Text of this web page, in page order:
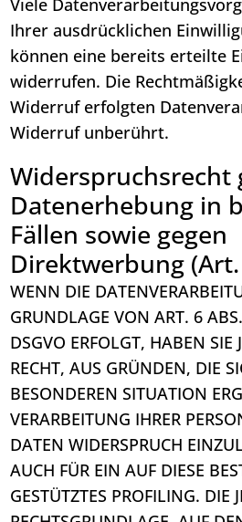
Ihrer ausdrücklichen
können eine bereits erteilte
widerrufen. Die
Widerruf erfolgten
Widerruf unberührt.
Widerspruchsrecht
Datenerhebung in
Fällen sowie gegen
Direktwerbung (Art.
WENN DIE
GRUNDLAGE VON ART. 6
DSGVO ERFOLGT, HABEN SIE
RECHT, AUS GRÜNDEN, DIE
BESONDEREN SITUATION
VERARBEITUNG IHRER
DATEN WIDERSPRUCH
AUCH FÜR EIN AUF DIESE
GESTÜTZTES PROFILING. DIE